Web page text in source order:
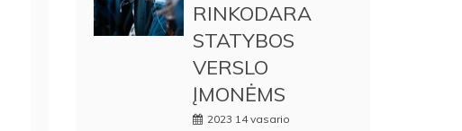
RINKODARA
STATYBOS
VERSLO
ĮMONĖMS
2023 14 vasario